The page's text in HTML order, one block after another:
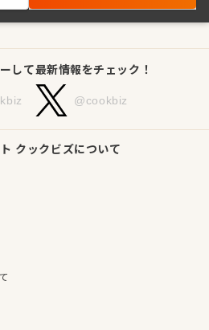
して最新情報をチェック！
@cookbiz
クックビズについて